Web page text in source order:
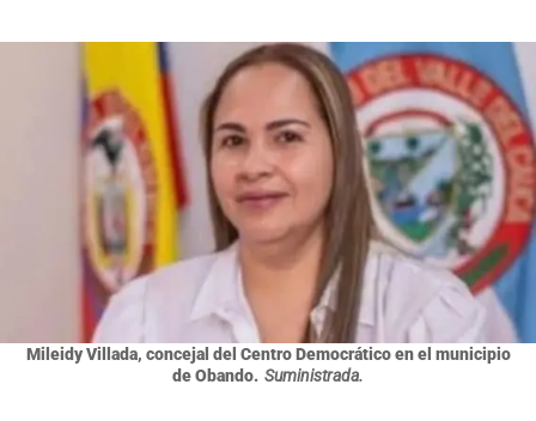
Mileidy Villada, concejal del Centro Democrático en el municipio
de Obando. Suministrada.